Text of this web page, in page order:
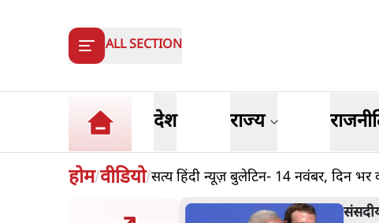
ALL SECTION
देश राज्य
होम/वीडियो/सत्य हिंदी न्यूज़ बुलेटिन- 14 नवंबर, दिन भर
वाले तंज पर एनसीपी ने